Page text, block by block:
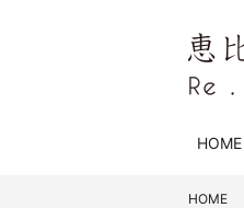
HOME
HOME